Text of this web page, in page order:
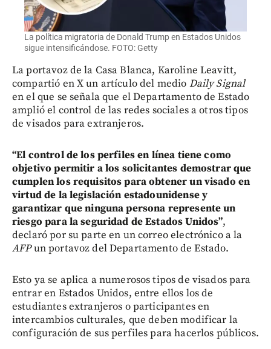
La política migratoria de Donald Trump en Estados Unidos
sigue intensificándose. FOTO: Getty
La portavoz de la Casa Blanca, Karoline Leavitt,
compartió en X un artículo del medio Daily Signal
en el que se señala que el Departamento de Estado
amplió el control de las redes sociales a otros tipos
de visados para extranjeros.
“El control de los perfiles en línea tiene como
objetivo permitir a los solicitantes demostrar que
cumplen los requisitos para obtener un visado en
virtud de la legislación estadounidense y
garantizar que ninguna persona represente un
riesgo para la seguridad de Estados Unidos”,
declaró por su parte en un correo electrónico a la
AFPun portavoz del Departamento de Estado.
Esto ya se aplica a numerosos tipos de visados para
entrar en Estados Unidos, entre ellos los de
estudiantes extranjeros o participantes en
intercambios culturales, que deben modificar la
configuración de sus perfiles para hacerlos públicos.